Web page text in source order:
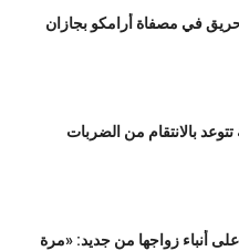
حريق في مصفاة أرامكو بجازان
بالانتقام من الضربات
على أنباء زواجها من جديد: «مرة